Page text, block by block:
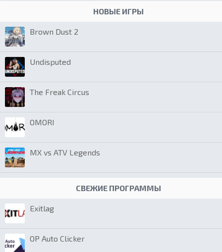
НОВЫЕ ИГРЫ
Brown Dust 2
Undisputed
The Freak Circus
OMORI
MX vs ATV Legends
СВЕЖИЕ ПРОГРАММЫ
Exitlag
OP Auto Clicker